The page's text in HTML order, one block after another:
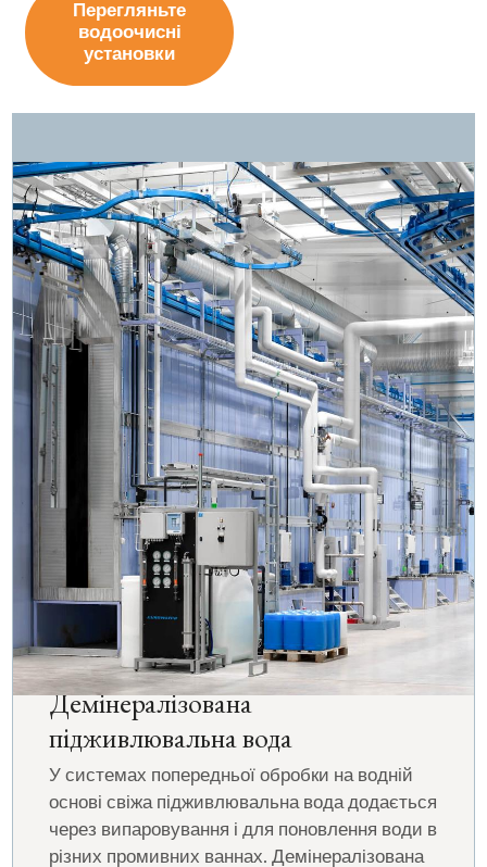
Перегляньте
водоочисні
установки
Демінералізована
підживлювальна вода
У системах попередньої обробки на водній
основі свіжа підживлювальна вода додається
через випаровування і для поновлення води в
різних промивних ваннах. Демінералізована